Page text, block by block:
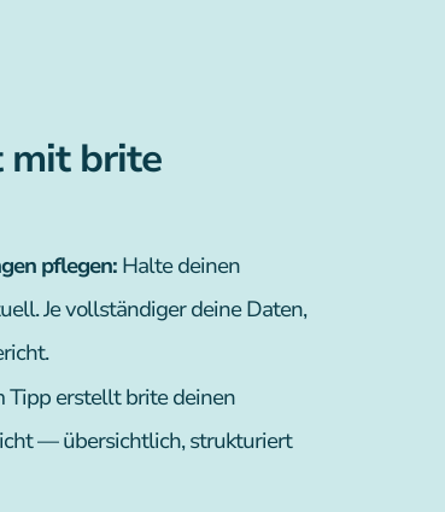
mit brite
pflegen: Halte deinen
Je vollständiger deine Daten,
Tipp erstellt brite deinen
— übersichtlich, strukturiert